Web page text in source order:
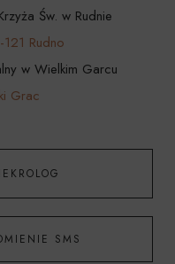
Św. w Rudnie
Rudno
w Wielkim Garcu
Grac
SMS